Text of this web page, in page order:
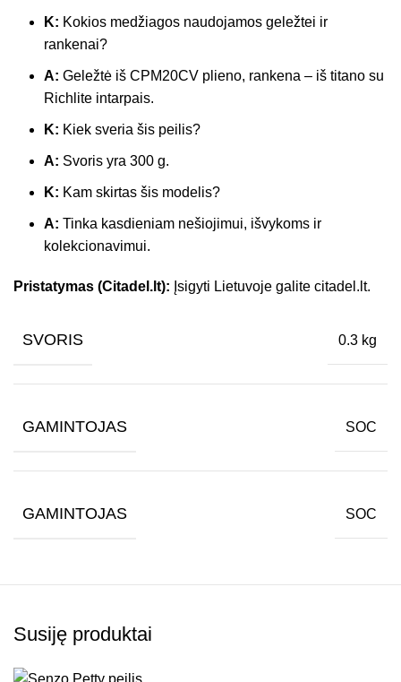
K: Kokios medžiagos naudojamos geležtei ir
rankenai?
A: Geležtė iš CPM20CV plieno, rankena – iš titano su
Richlite intarpais.
K: Kiek sveria šis peilis?
A: Svoris yra 300 g.
K: Kam skirtas šis modelis?
A: Tinka kasdieniam nešiojimui, išvykoms ir
kolekcionavimui.
Pristatymas (Citadel.lt): Įsigyti Lietuvoje galite citadel.lt.
SVORIS 0.3 kg
GAMINTOJAS SOC
GAMINTOJAS SOC
Susiję produktai